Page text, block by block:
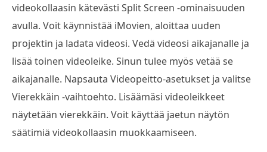
videokollaasin kätevästi Split Screen -ominaisuuden
avulla. Voit käynnistää iMovien, aloittaa uuden
projektin ja ladata videosi. Vedä videosi aikajanalle ja
lisää toinen videoleike. Sinun tulee myös vetää se
aikajanalle. Napsauta Videopeitto-asetukset ja valitse
Vierekkäin -vaihtoehto. Lisäämäsi videoleikkeet
näytetään vierekkäin. Voit käyttää jaetun näytön
säätimiä videokollaasin muokkaamiseen.